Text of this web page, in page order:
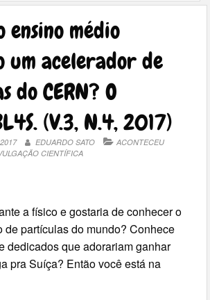
ensino médio
um acelerador de
do CERN? O
(V.3, N.4, 2017)
EDUARDO SATO
ACONTECEU
CIENTÍFICA
a físico e gostaria de conhecer o
de partículas do mundo? Conhece
dedicados que adorariam ganhar
pra Suíça? Então você está na